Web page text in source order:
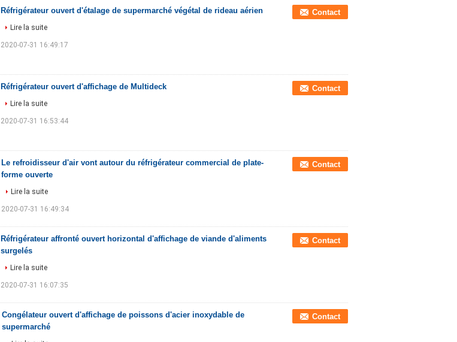
Réfrigérateur ouvert d'étalage de supermarché végétal de rideau aérien Contact
Lire la suite
2020-07-31 16:49:17
Réfrigérateur ouvert d'affichage de Multideck Contact
Lire la suite
2020-07-31 16:53:44
Le refroidisseur d'air vont autour du réfrigérateur commercial de plate-
forme ouverte
Contact
Lire la suite
2020-07-31 16:49:34
Réfrigérateur affronté ouvert horizontal d'affichage de viande d'aliments
surgelés
Contact
Lire la suite
2020-07-31 16:07:35
Congélateur ouvert d'affichage de poissons d'acier inoxydable de
supermarché
Contact